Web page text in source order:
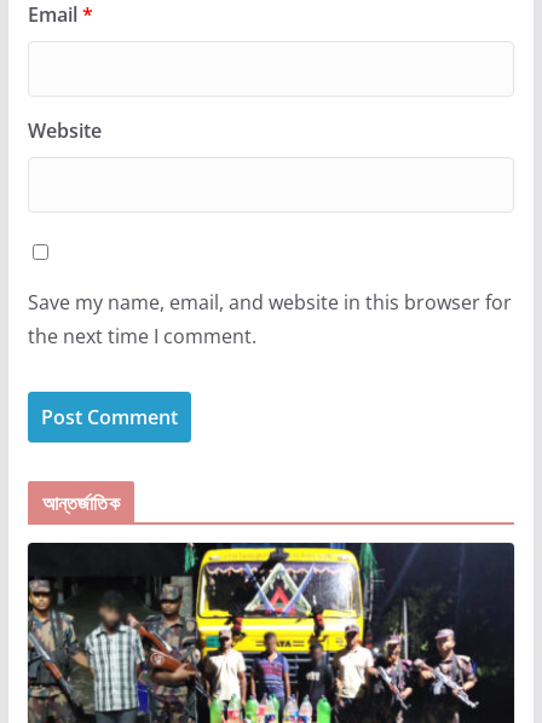
Email*
Website
Save my name, email, and website in this browser for
the next time I comment.
আন্তর্জাতিক